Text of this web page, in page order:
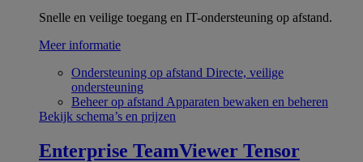
Snelle en veilige toegang en IT-ondersteuning op afstand.
Meer informatie
Ondersteuning op afstand Directe, veilige
ondersteuning
Beheer op afstand Apparaten bewaken en beheren
Bekijk schema’s en prijzen
Enterprise TeamViewer Tensor